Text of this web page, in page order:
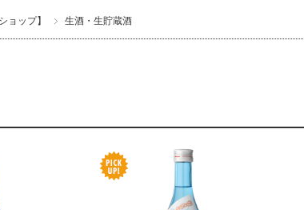
ョップ】 生酒・生貯蔵酒